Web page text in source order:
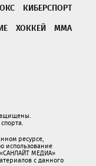
КИБЕРСПОРТ
ХОККЕЙ
ММА
ресурсе,
использование
МЕДИА»
с данного